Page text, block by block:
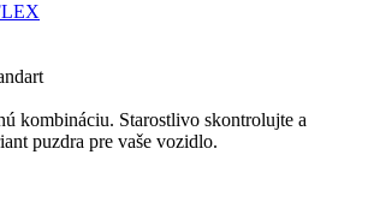
kombináciu. Starostlivo skontrolujte a
puzdra pre vaše vozidlo.